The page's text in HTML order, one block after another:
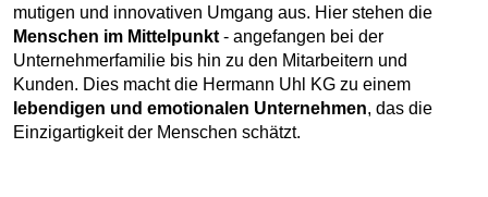
mutigen und innovativen Umgang aus. Hier stehen die
Menschen im Mittelpunkt - angefangen bei der
Unternehmerfamilie bis hin zu den Mitarbeitern und
Kunden. Dies macht die Hermann Uhl KG zu einem
lebendigen und emotionalen Unternehmen, das die
Einzigartigkeit der Menschen schätzt.